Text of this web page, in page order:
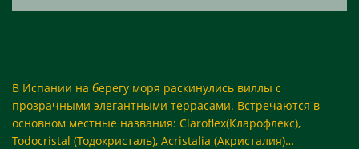
В Испании на берегу моря раскинулись виллы с
прозрачными элегантными террасами. Встречаются в
основном местные названия: Claroflex(Кларофлекс),
Todocristal (Тодокристаль), Acristalia (Акристалия)…